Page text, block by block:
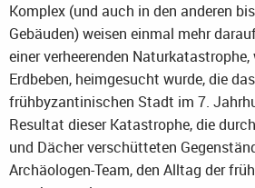
Komplex (und auch in den anderen
Gebäuden) weisen einmal mehr
einer verheerenden
Erdbeben, heimgesucht wurde, die
frühbyzantinischen Stadt im 7.
Resultat dieser Katastrophe, die
und Dächer verschütteten
Archäologen-Team, den Alltag der